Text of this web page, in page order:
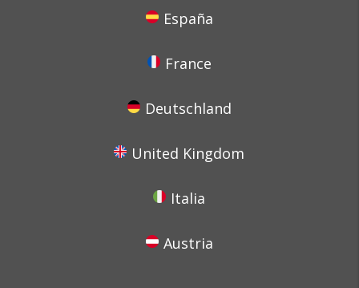
España
France
Deutschland
United Kingdom
Italia
Austria